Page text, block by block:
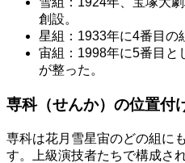
創設。
星組：1933年に4番目の
宙組：1998年に5番目と
が整った。
専科（せんか）の位置付
専科は花月雪星宙のどの組に
す。上級演技者たちで構成さ